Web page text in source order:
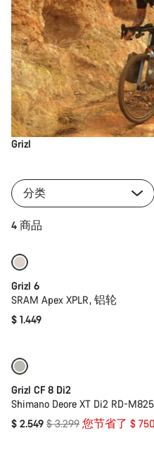
Grizl
分类
4 商品
Grizl 6
SRAM Apex XPLR, 铝轮
$ 1.449
Grizl CF 8 Di2
Shimano Deore XT Di2 RD-
$ 2.549 原
$ 3.299 您节省了 $ 750